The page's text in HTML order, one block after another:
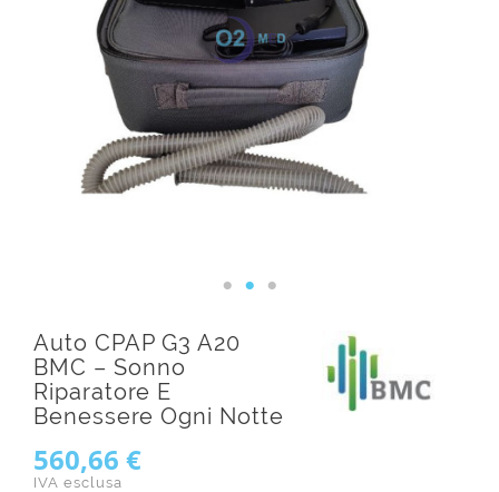
Auto CPAP G3 A20
BMC – Sonno
Riparatore E
Benessere Ogni Notte
560,66 €
IVA esclusa